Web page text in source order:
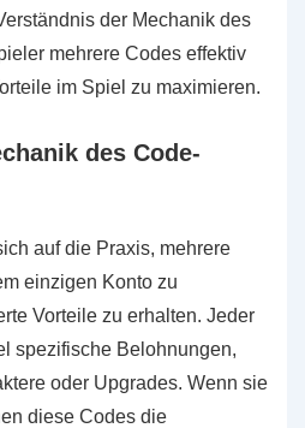
der Mechanik des
mehrere Codes effektiv
im Spiel zu maximieren.
des Code-
auf die Praxis, mehrere
einzigen Konto zu
Vorteile zu erhalten. Jeder
spezifische Belohnungen,
oder Upgrades. Wenn sie
diese Codes die